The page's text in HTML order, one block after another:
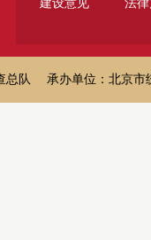
建设意见 法
总队 承办单位：北京市